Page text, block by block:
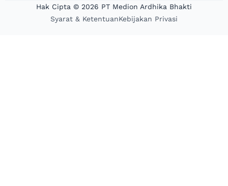
Hak Cipta © 2026 PT Medion Ardhika Bhakti
Syarat & KetentuanKebijakan Privasi